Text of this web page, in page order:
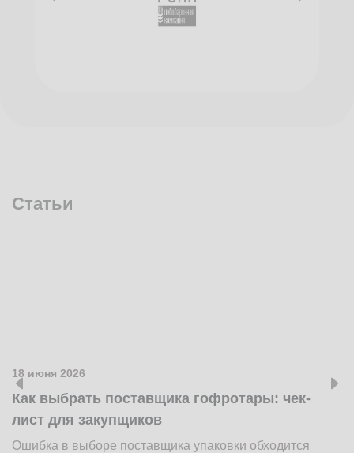
Статьи
18 июня 2026
Как выбрать поставщика гофротары: чек-
лист для закупщиков
Ошибка в выборе поставщика упаковки обходится